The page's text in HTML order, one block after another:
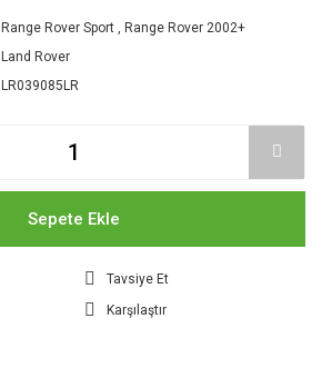
Range Rover Sport ,Range Rover 2002+
Land Rover
LR039085LR
Sepete Ekle
Tavsiye Et
Karşılaştır